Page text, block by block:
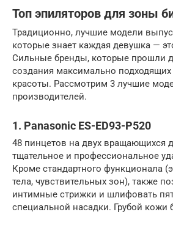
Топ эпиляторов для зоны
Традиционно, лучшие модели
которые знает каждая девушка —
Сильные бренды, которые прошли
создания максимально
красоты. Рассмотрим 3 лучшие
производителей.
1. Panasonic ES-ED93-P520
48 пинцетов на двух вращающихся
тщательное и профессиональное
Кроме стандартного функционала
тела, чувствительных зон), также
интимные стрижки и шлифовать
специальной насадки. Грубой кожи